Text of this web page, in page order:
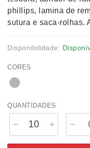
phillips, lamina de
sutura e saca-rolhas.
Disponibilidade:
CORES
QUANTIDADES